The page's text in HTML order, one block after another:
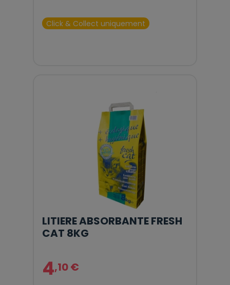
Click & Collect uniquement
LITIERE ABSORBANTE FRESH
CAT 8KG
4,10 €